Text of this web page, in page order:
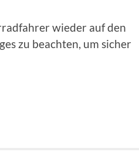
wieder auf den
zu beachten, um sicher